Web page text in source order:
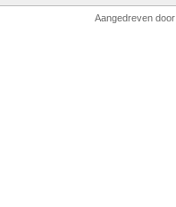
Aangedreven door